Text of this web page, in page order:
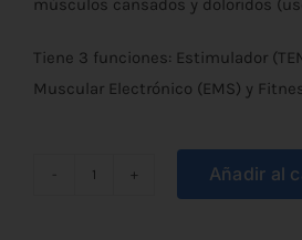
Tiene 3 funciones: Estimulador
Muscular Electrónico (EMS) y
Añadir al